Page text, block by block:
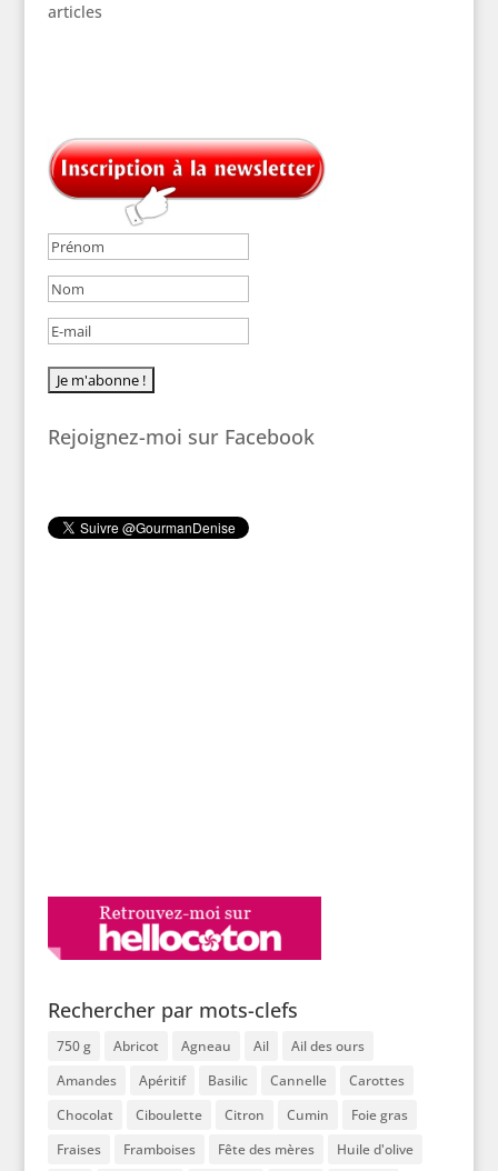
articles
Rejoignez-moi sur Facebook
Rechercher par mots-clefs
750 g Abricot Agneau Ail
Ail des ours
Amandes
Apéritif Basilic Cannelle
Carottes
Chocolat
Ciboulette Citron Cumin
Foie gras
Fraises
Framboises Fête des mères Huile d'olive